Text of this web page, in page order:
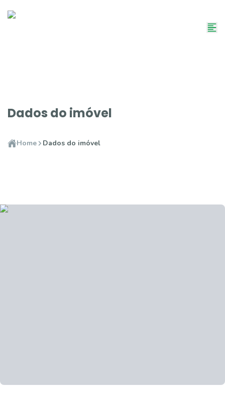
Dados do imóvel
Home Dados do imóvel